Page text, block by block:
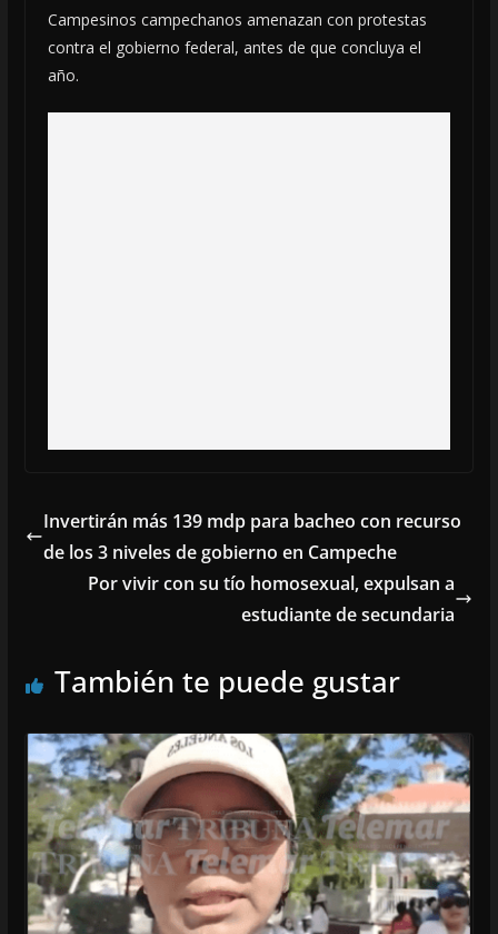
Campesinos campechanos amenazan con protestas
contra el gobierno federal, antes de que concluya el
año.
Invertirán más 139 mdp para bacheo con recurso
de los 3 niveles de gobierno en Campeche
Por vivir con su tío homosexual, expulsan a
estudiante de secundaria
También te puede gustar